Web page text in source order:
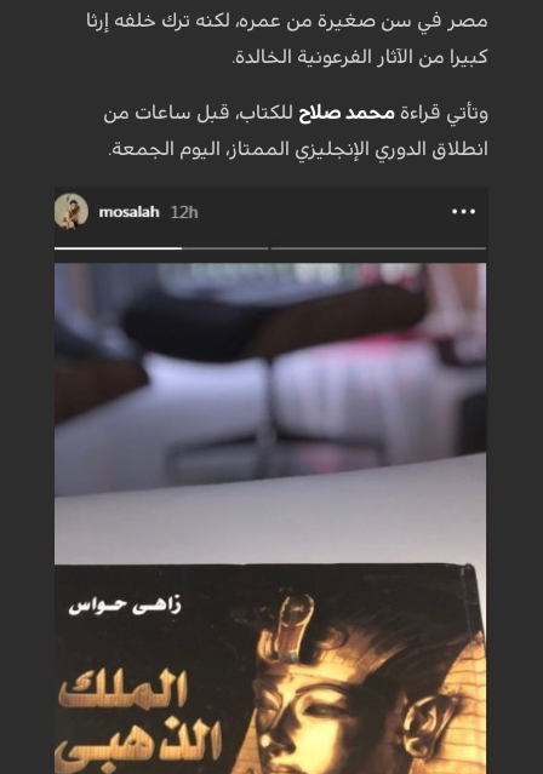
مصر في سن صغيرة من عمره، لكنه ترك خلفه إرثا
كبيرا من الآثار الفرعونية الخالدة.
وتأتي قراءة محمد صلاح للكتاب، قبل ساعات من
انطلاق الدوري الإنجليزي الممتاز، اليوم الجمعة.